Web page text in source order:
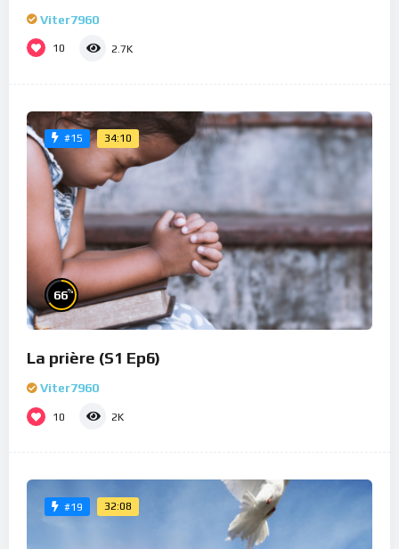
Viter7960
10 2.7K
#15 34:10
66%
La prière (S1 Ep6)
Viter7960
10 2K
#19 32:08